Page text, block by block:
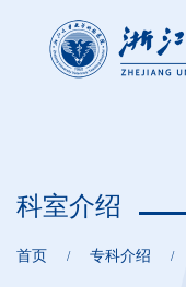
科室介绍
首页 / 专科介绍 /